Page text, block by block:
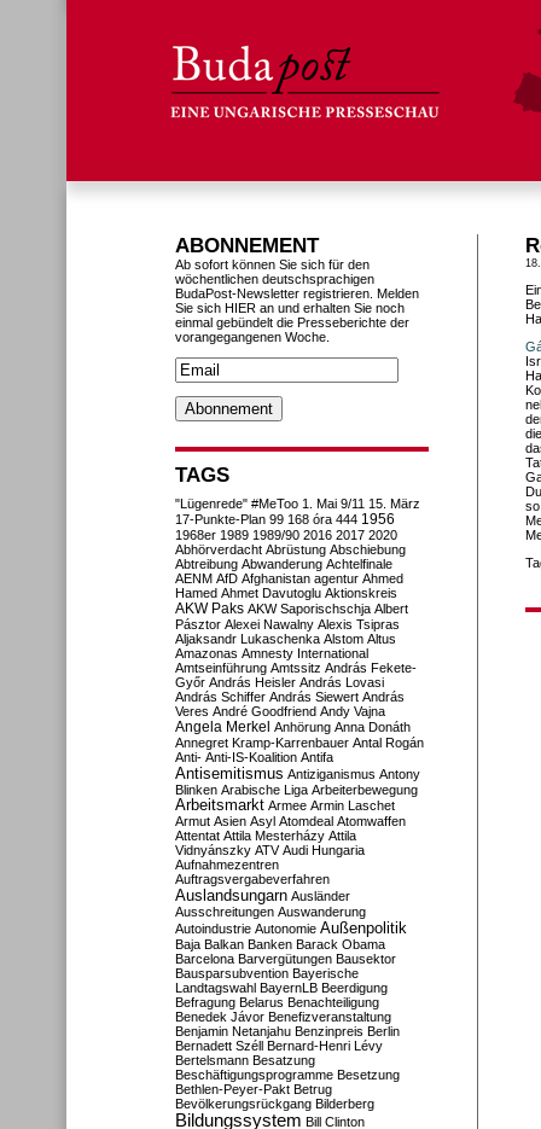
ABONNEMENT
Ab sofort können Sie sich für den
wöchentlichen deutschsprachigen
BudaPost-Newsletter registrieren. Melden
Sie sich HIER an und erhalten Sie noch
einmal gebündelt die Presseberichte der
vorangegangenen Woche.
TAGS
"Lügenrede" #MeToo 1. Mai 9/11 15. März
17-Punkte-Plan 99 168 óra 444 1956
1968er 1989 1989/90 2016 2017 2020
Abhörverdacht Abrüstung Abschiebung
Abtreibung Abwanderung Achtelfinale
AENM AfD Afghanistan agentur Ahmed
Hamed Ahmet Davutoglu Aktionskreis
AKW Paks AKW Saporischschja Albert
Pásztor Alexei Nawalny Alexis Tsipras
Aljaksandr Lukaschenka Alstom Altus
Amazonas Amnesty International
Amtseinführung Amtssitz András Fekete-
Győr András Heisler András Lovasi
András Schiffer András Siewert András
Veres André Goodfriend Andy Vajna
Angela Merkel Anhörung Anna Donáth
Annegret Kramp-Karrenbauer Antal Rogán
Anti- Anti-IS-Koalition Antifa
Antisemitismus Antiziganismus Antony
Blinken Arabische Liga Arbeiterbewegung
Arbeitsmarkt Armee Armin Laschet
Armut Asien Asyl Atomdeal Atomwaffen
Attentat Attila Mesterházy Attila
Vidnyánszky ATV Audi Hungaria
Aufnahmezentren
Auftragsvergabeverfahren
Auslandsungarn Ausländer
Ausschreitungen Auswanderung
Autoindustrie Autonomie Außenpolitik
Baja Balkan Banken Barack Obama
Barcelona Barvergütungen Bausektor
Bausparsubvention Bayerische
Landtagswahl BayernLB Beerdigung
Befragung Belarus Benachteiligung
Benedek Jávor Benefizveranstaltung
Benjamin Netanjahu Benzinpreis Berlin
Bernadett Széll Bernard-Henri Lévy
Bertelsmann Besatzung
Beschäftigungsprogramme Besetzung
Bethlen-Peyer-Pakt Betrug
Bevölkerungsrückgang Bilderberg
Bildungssystem Bill Clinton